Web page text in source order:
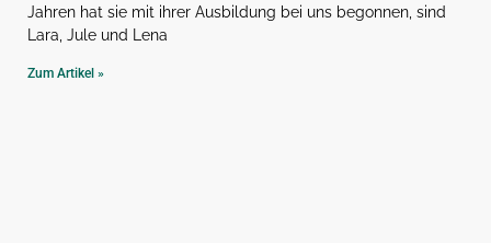
Jahren hat sie mit ihrer Ausbildung bei uns begonnen, sind
Lara, Jule und Lena
Zum Artikel »